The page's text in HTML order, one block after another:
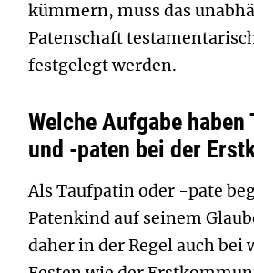
kümmern, muss das
Patenschaft
festgelegt werden.
Welche Aufgabe haben
und -paten bei der
Als Taufpatin oder -pate
Patenkind auf seinem
daher in der Regel auch bei